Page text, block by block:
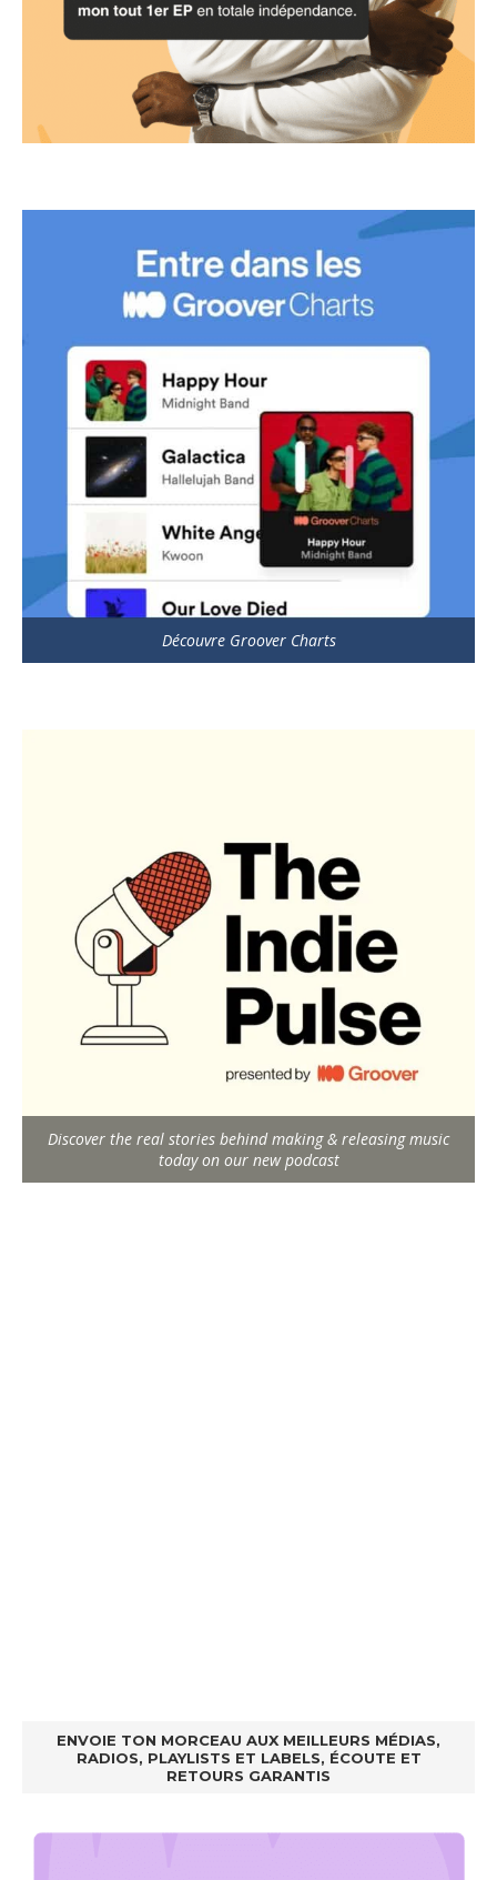
Découvre Groover Charts
Discover the real stories behind making & releasing music
today on our new podcast
ENVOIE TON MORCEAU AUX MEILLEURS MÉDIAS,
RADIOS, PLAYLISTS ET LABELS, ÉCOUTE ET
RETOURS GARANTIS